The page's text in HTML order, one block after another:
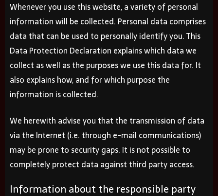
Whenever you use this website, a variety of personal
information will be collected. Personal data comprises
data that can be used to personally identify you. This
Data Protection Declaration explains which data we
collect as well as the purposes we use this data for. It
also explains how, and for which purpose the
information is collected.
We herewith advise you that the transmission of data
via the Internet (i.e. through e-mail communications)
may be prone to security gaps. It is not possible to
completely protect data against third party access.
Information about the responsible party